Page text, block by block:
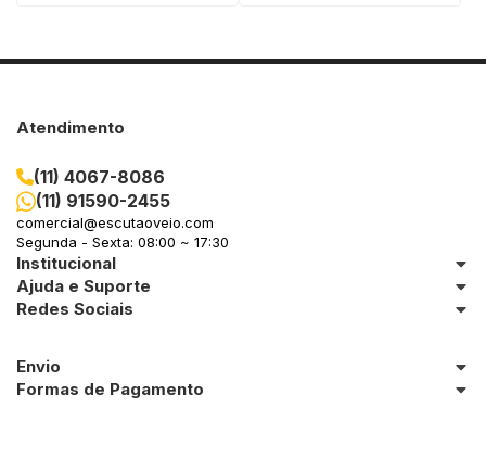
Atendimento
(11) 4067-8086
(11) 91590-2455
comercial@escutaoveio.com
Segunda - Sexta: 08:00 ~ 17:30
Institucional
Ajuda e Suporte
Redes Sociais
Envio
Formas de Pagamento